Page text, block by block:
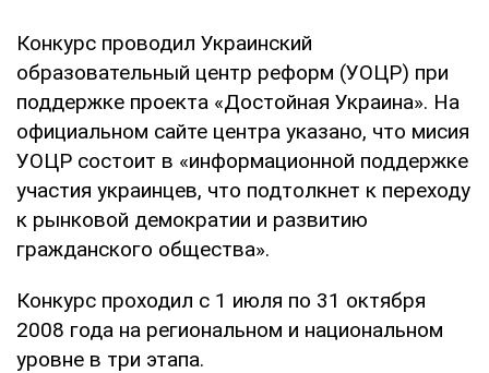
Конкурс проводил Украинский
образовательный центр реформ (УОЦР) при
поддержке проекта «Достойная Украина». На
официальном сайте центра указано, что мисия
УОЦР состоит в «информационной поддержке
участия украинцев, что подтолкнет к переходу
к рынковой демократии и развитию
гражданского общества».
Конкурс проходил с 1 июля по 31 октября
2008 года на региональном и национальном
уровне в три этапа.